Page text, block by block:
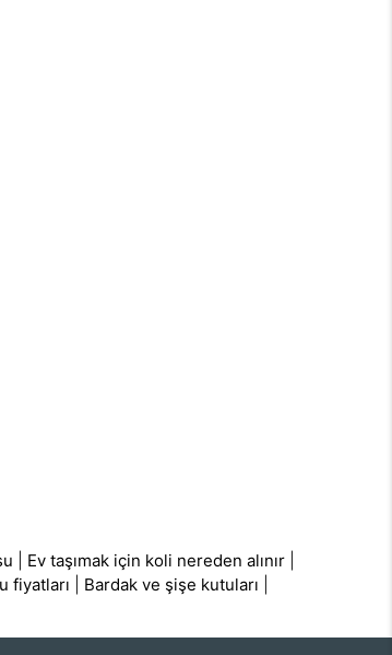
Ev taşımak için koli nereden alınır
fiyatları Bardak ve şişe kutuları